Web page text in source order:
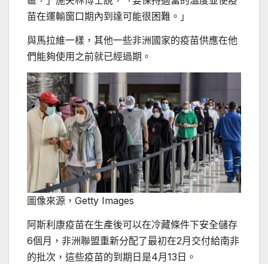
苗在運輸窗口期內到達可能很困難。」
與馬拉維一樣，其他一些非洲國家的疫苗供應在他
們能夠使用之前就已經過期。
圖像來源， Getty Images
阿斯利康疫苗在生產後可以在冷藏條件下安全儲存
6個月，非洲聯盟重新分配了最初在2月交付給南非
的批次，這些疫苗的到期日是4月13日。